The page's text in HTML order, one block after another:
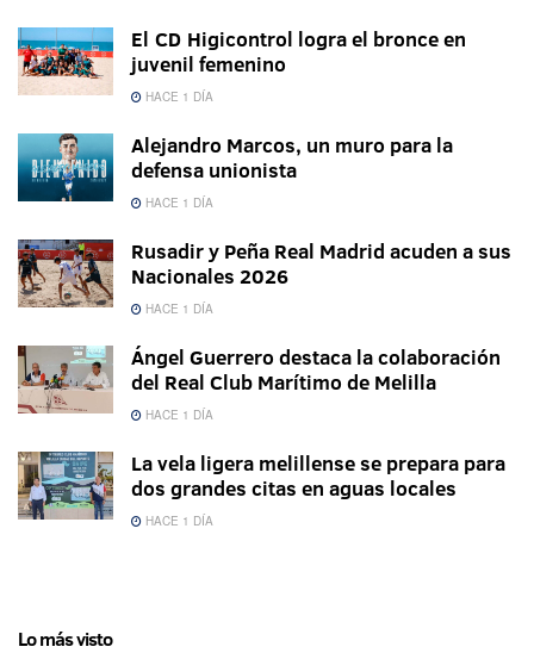
El CD Higicontrol logra el bronce en
juvenil femenino
HACE 1 DÍA
Alejandro Marcos, un muro para la
defensa unionista
HACE 1 DÍA
Rusadir y Peña Real Madrid acuden a sus
Nacionales 2026
HACE 1 DÍA
Ángel Guerrero destaca la colaboración
del Real Club Marítimo de Melilla
HACE 1 DÍA
La vela ligera melillense se prepara para
dos grandes citas en aguas locales
HACE 1 DÍA
Lo más visto